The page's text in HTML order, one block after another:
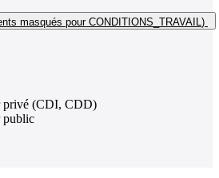
masqués pour CONDITIONS_TRAVAIL)
privé (CDI, CDD)
public